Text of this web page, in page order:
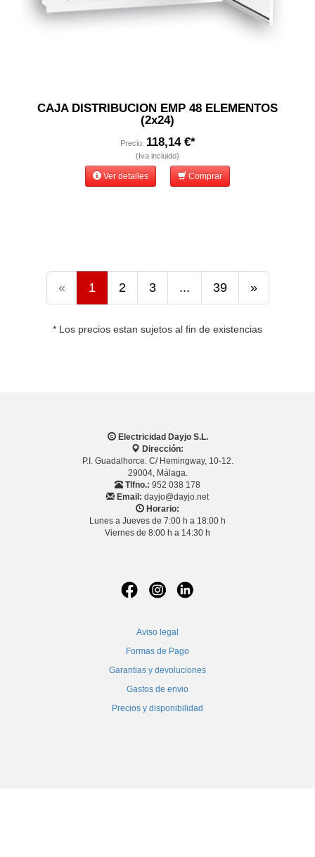
CAJA DISTRIBUCION EMP 48 ELEMENTOS
(2x24)
Precio: 118,14 €*
(Iva incluido)
Ver detalles Comprar
« 1 2 3 ... 39 »
* Los precios estan sujetos al fin de existencias
Electricidad Dayjo S.L.
Dirección:
P.I. Guadalhorce. C/ Hemingway, 10-12.
29004, Málaga.
Tlfno.: 952 038 178
Email: dayjo@dayjo.net
Horario:
Lunes a Jueves de 7:00 h a 18:00 h
Viernes de 8:00 h a 14:30 h
Aviso legal
Formas de Pago
Garantias y devoluciones
Gastos de envio
Precios y disponibilidad